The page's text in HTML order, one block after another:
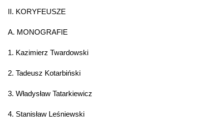
II. KORYFEUSZE
A. MONOGRAFIE
1. Kazimierz Twardowski
2. Tadeusz Kotarbiński
3. Władysław Tatarkiewicz
4. Stanisław Leśniewski